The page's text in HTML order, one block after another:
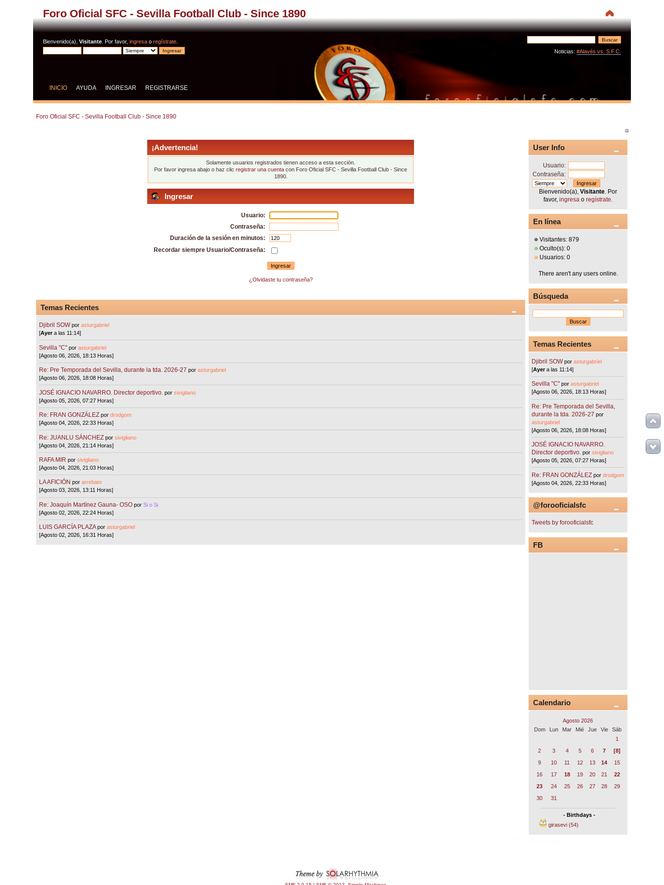
Foro Oficial SFC - Sevilla Football Club - Since 1890
Bienvenido(a),Visitante . Por favor,ingresa oregístrate
Noticias: #Alavés vs. S.F.C.
INICIO AYUDA INGRESAR REGISTRARSE
Foro Oficial SFC - Sevilla Football Club - Since 1890
¡Advertencia!
Solamente usuarios registrados tienen acceso a esta sección.
Por favor ingresa abajo o haz clicregistrar una cuenta con Foro Oficial SFC - Sevilla Football Club - Since
1890.
Ingresar
Usuario:
Contraseña:
Duración de la sesión en minutos:
Recordar siempre Usuario/Contraseña:
¿Olvidaste tu contraseña?
Temas Recientes
Djibril SOW porasturgabriel
[Ayera las 11:14]
Sevilla "C"porasturgabriel
[Agosto 06, 2026, 18:13 Horas]
Re: Pre Temporada del Sevilla, durante la tda. 2026-27 porasturgabriel
[Agosto 06, 2026, 18:08 Horas]
JOSÉ IGNACIO NAVARRO. Director deportivo. porsivigliano
[Agosto 05, 2026, 07:27 Horas]
Re: FRAN GONZÁLEZ pordrodgom
[Agosto 04, 2026, 22:33 Horas]
Re: JUANLU SÁNCHEZ porsivigliano
[Agosto 04, 2026, 21:14 Horas]
RAFA MIR porsivigliano
[Agosto 04, 2026, 21:03 Horas]
LA AFICIÓN porarrebato
[Agosto 03, 2026, 13:11 Horas]
Re: Joaquín Martínez Gauna- OSO porSi o Si
[Agosto 02, 2026, 22:24 Horas]
LUIS GARCÍA PLAZA porasturgabriel
[Agosto 02, 2026, 16:31 Horas]
User Info
Usuario:
Contraseña:
Bienvenido(a),Visitante . Por
favor,ingresa oregístrate
En línea
Visitantes: 879
Oculto(s): 0
Usuarios: 0
There aren't any users online.
Búsqueda
Temas Recientes
Djibril SOW porasturgabriel
[Ayera las 11:14]
Sevilla "C"porasturgabriel
[Agosto 06, 2026, 18:13 Horas]
Re: Pre Temporada del Sevilla,
durante la tda. 2026-27 por
asturgabriel
[Agosto 06, 2026, 18:08 Horas]
JOSÉ IGNACIO NAVARRO.
Director deportivo. porsivigliano
[Agosto 05, 2026, 07:27 Horas]
Re: FRAN GONZÁLEZ pordrodgom
[Agosto 04, 2026, 22:33 Horas]
@forooficialsfc
Tweets by forooficialsfc
FB
Calendario
Agosto 2026
Dom
Lun Mar Mié Jue Vie
Sáb
1
2
3 4 5 6 7
[8]
9
10 11 12 13 14
15
16
17 18 19 20 21
22
23
24 25 26 27 28
29
30
31
- Birthdays -
girasevi (54)